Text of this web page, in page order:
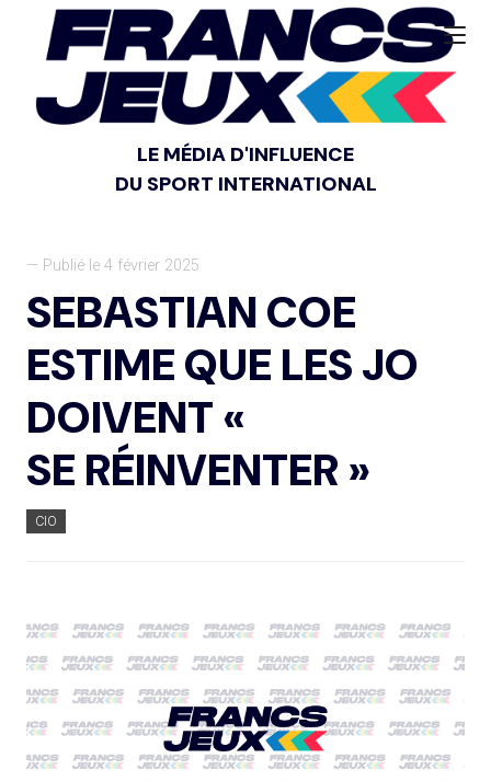
LE MÉDIA D'INFLUENCE
DU SPORT INTERNATIONAL
— Publié le 4 février 2025
SEBASTIAN COE
ESTIME QUE LES JO
DOIVENT «
SE RÉINVENTER »
CIO